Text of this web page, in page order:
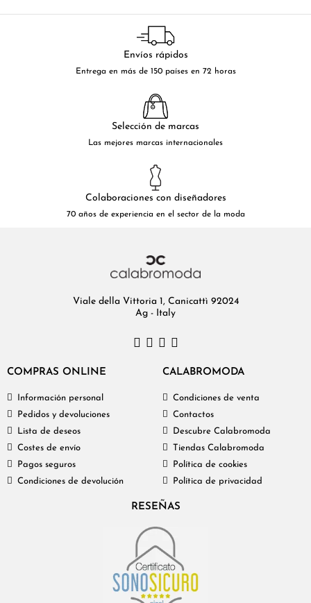
Envíos rápidos
Entrega en más de 150 países en 72 horas
Selección de marcas
Las mejores marcas internacionales
Colaboraciones con diseñadores
70 años de experiencia en el sector de la moda
Viale della Vittoria 1, Canicattì 92024
Ag - Italy
COMPRAS ONLINE
Información personal
Pedidos y devoluciones
Lista de deseos
Costes de envío
Pagos seguros
Condiciones de devolución
CALABROMODA
Condiciones de venta
Contactos
Descubre Calabromoda
Tiendas Calabromoda
Política de cookies
Política de privacidad
RESEÑAS